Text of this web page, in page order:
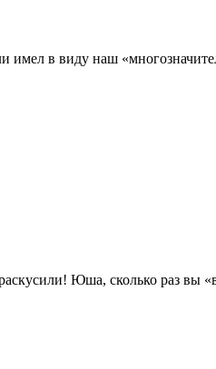
имел в виду наш
Юша, сколько раз вы